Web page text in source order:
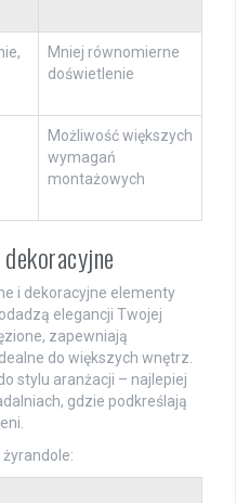
Mniej równomierne
doświetlenie
Możliwość większych
wymagań
montażowych
i dekoracyjne elementy
elegancji Twojej
zapewniają
do większych wnętrz.
stylu aranżacji – najlepiej
gdzie podkreślają